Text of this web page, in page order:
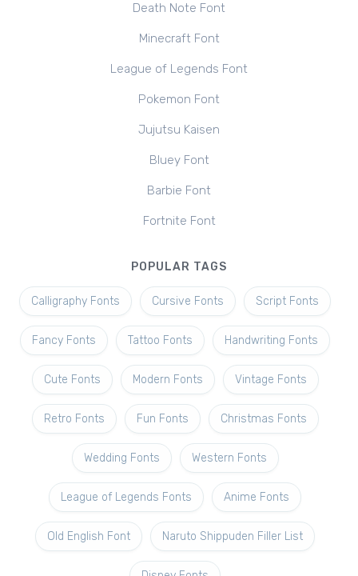
Death Note Font
Minecraft Font
League of Legends Font
Pokemon Font
Jujutsu Kaisen
Bluey Font
Barbie Font
Fortnite Font
POPULAR TAGS
Calligraphy Fonts Cursive Fonts Script Fonts
Fancy Fonts Tattoo Fonts Handwriting Fonts
Cute Fonts Modern Fonts Vintage Fonts
Retro Fonts Fun Fonts Christmas Fonts
Wedding Fonts Western Fonts
League of Legends Fonts Anime Fonts
Old English Font Naruto Shippuden Filler List